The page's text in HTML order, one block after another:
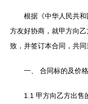
根据《中华人民共
方友好协商，就甲方向
致，并签订本合同，共同
一、 合同标的及价格
1.1 甲方向乙方出售